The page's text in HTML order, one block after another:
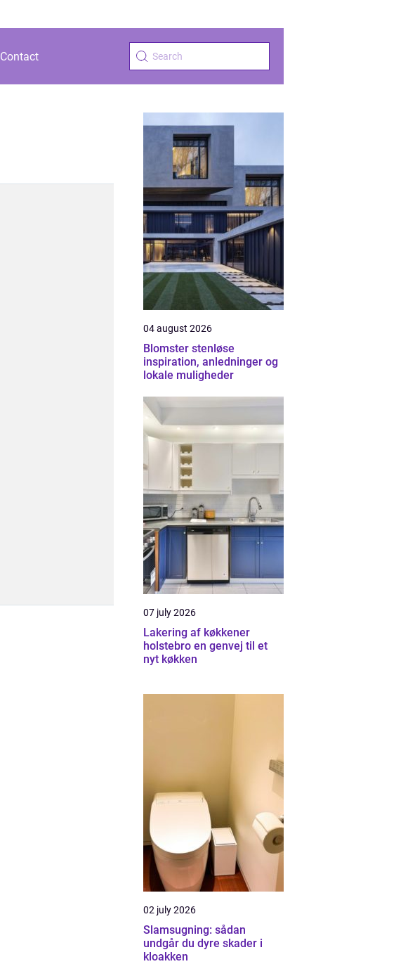
Contact
04 august 2026
Blomster stenløse
inspiration, anledninger og
lokale muligheder
07 july 2026
Lakering af køkkener
holstebro en genvej til et
nyt køkken
02 july 2026
Slamsugning: sådan
undgår du dyre skader i
kloakken